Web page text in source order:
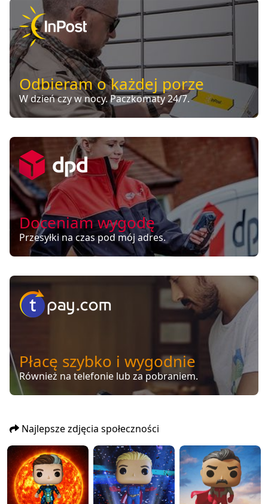
Odbieram o każdej porze
W dzień czy w nocy. Paczkomaty 24/7.
Doceniam wygodę
Przesyłki na czas pod mój adres.
Płacę szybko i wygodnie
Również na telefonie lub za pobraniem.
Najlepsze zdjęcia społeczności